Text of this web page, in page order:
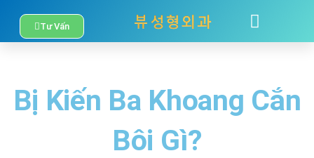
Nhảy
tới
nội
dung
Tư Vấn
Bị Kiến Ba Khoang Cắn
Bôi Gì?